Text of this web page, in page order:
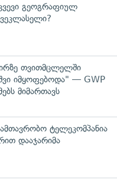
გეოგრაფიულ
თვითმცლელში
იმყოფებოდა" — GWP
მიმართავს
ტელეკომპანია
დააჯარიმა